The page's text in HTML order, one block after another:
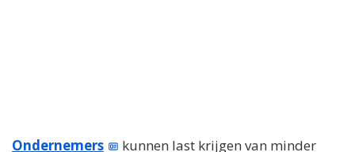
Ondernemers
kunnen last krijgen van minder